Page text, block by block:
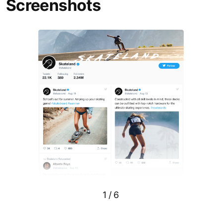
Screenshots
1 / 6